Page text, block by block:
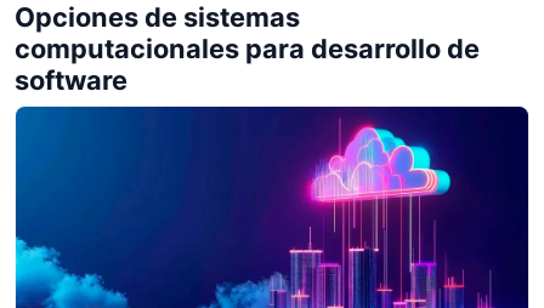
Opciones de sistemas
computacionales para desarrollo de
software